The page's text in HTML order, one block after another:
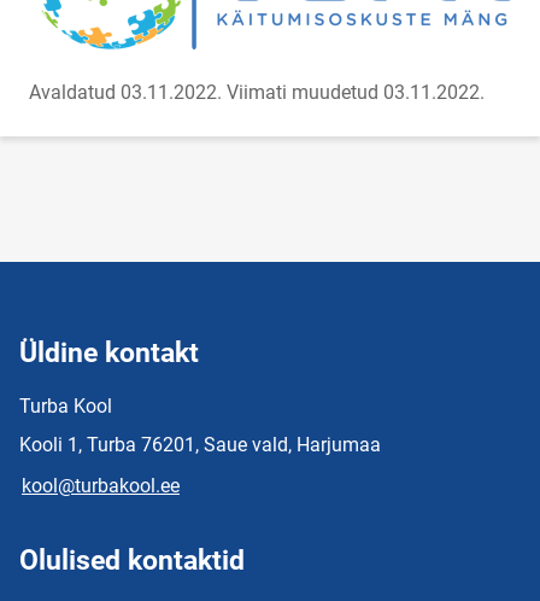
Avaldatud 03.11.2022. Viimati muudetud 03.11.2022.
Üldine kontakt
Turba Kool
Kooli 1, Turba 76201, Saue vald, Harjumaa
kool@turbakool.ee
Olulised kontaktid